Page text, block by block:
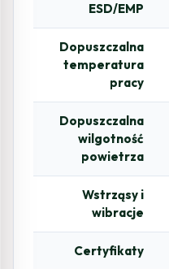
ESD/EMP
Dopuszczalna
temperatura
pracy
Dopuszczalna
wilgotność
powietrza
Wstrząsy i
wibracje
Certyfikaty